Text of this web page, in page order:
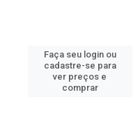
Faça seu login ou
cadastre-se para
ver preços e
comprar